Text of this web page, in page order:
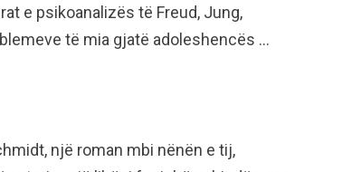
e psikoanalizës të Freud, Jung,
të mia gjatë adoleshencës …
një roman mbi nënën e tij,